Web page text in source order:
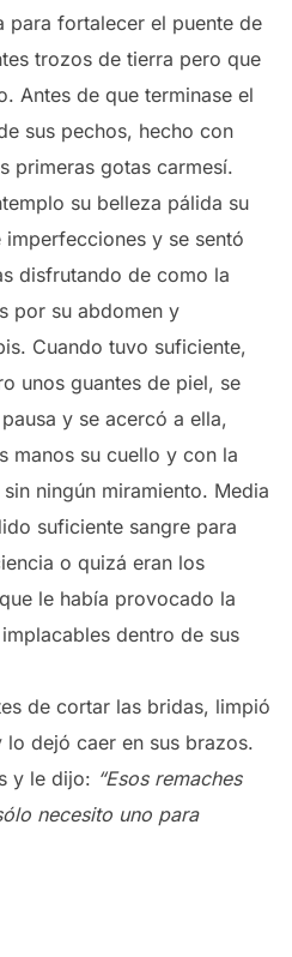
para fortalecer el puente de
trozos de tierra pero que
Antes de que terminase el
sus pechos, hecho con
primeras gotas carmesí.
su belleza pálida su
y se sentó
disfrutando de como la
por su abdomen y
Cuando tuvo suficiente,
unos guantes de piel, se
y se acercó a ella,
manos su cuello y con la
ningún miramiento. Media
suficiente sangre para
o quizá eran los
le había provocado la
dentro de sus
de cortar las bridas, limpió
dejó caer en sus brazos.
y le dijo: “Esos remaches
necesito uno para